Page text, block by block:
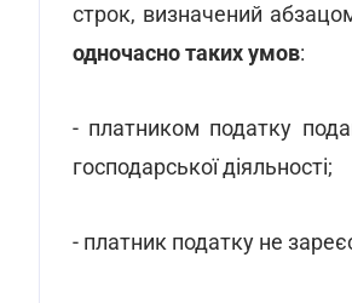
строк, визначений
одночасно таких умов:
- платником податку
господарської діяльності;
- платник податку не